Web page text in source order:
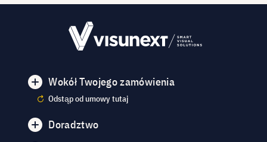
Wokół Twojego zamówienia
Odstąp od umowy tutaj
Doradztwo